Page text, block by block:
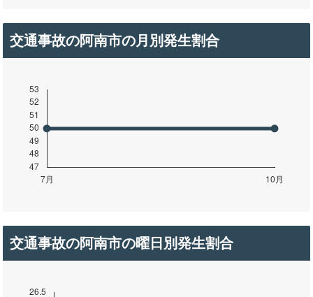
交通事故の阿南市の月別発生割合
交通事故の阿南市の曜日別発生割合